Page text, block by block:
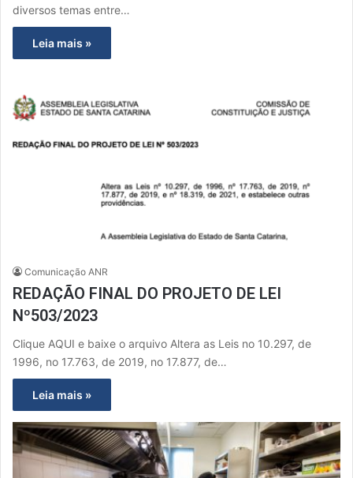
diversos temas entre…
Leia mais »
Comunicação ANR
REDAÇÃO FINAL DO PROJETO DE LEI
Nº503/2023
Clique AQUI e baixe o arquivo Altera as Leis no 10.297, de
1996, no 17.763, de 2019, no 17.877, de…
Leia mais »